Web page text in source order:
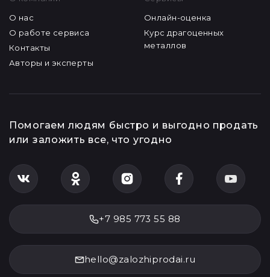
О нас
О работе сервиса
Контакты
Авторы и эксперты
Онлайн-оценка
Курс драгоценных
металлов
Помогаем людям быстро и выгодно продать
или заложить все, что угодно
+7 985 773 55 88
hello@zalozhiprodai.ru